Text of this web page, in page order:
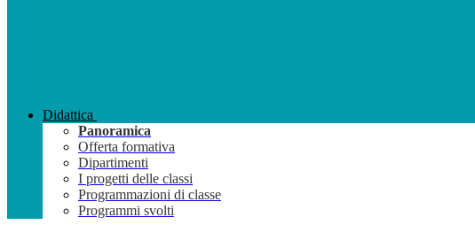
Didattica
Panoramica
Offerta formativa
Dipartimenti
I progetti delle classi
Programmazioni di classe
Programmi svolti